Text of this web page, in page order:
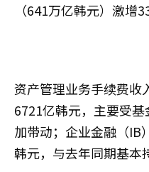
（641万亿韩元）激增
资产管理业务手续费收
6721亿韩元，主要受
加带动；企业金融（IB
韩元，与去年同期基本